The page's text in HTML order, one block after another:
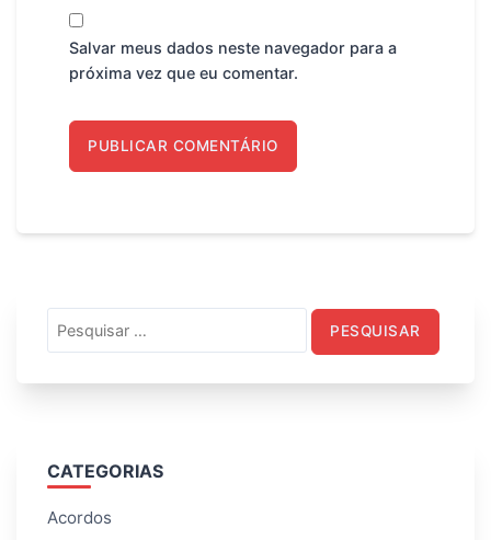
Salvar meus dados neste navegador para a
próxima vez que eu comentar.
por:
CATEGORIAS
Acordos